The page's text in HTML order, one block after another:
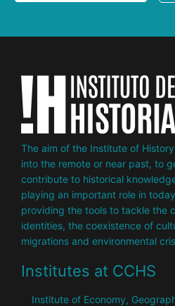
The aim of the Institute of
into the remote or near past, to
contribute to historical
playing an important role in
providing the tools to tackle the
identities, the coexistence of
migrations and environmental
Institutes at CCHS
Institute of Economy,